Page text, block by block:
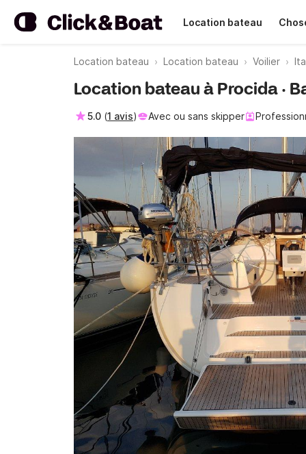
Location bateau
Location bateau Location bateau Voilier
Location bateau à Procida ·
5.0 (1 avis) Avec ou sans skipper